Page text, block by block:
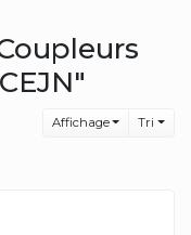
Affichage Tri